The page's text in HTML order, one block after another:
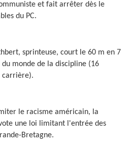
et fait arrêter dès le
du PC.
sprinteuse, court le 60 m en 7
monde de la discipline (16
carrière).
le racisme américain, la
une loi limitant l'entrée des
Bretagne.